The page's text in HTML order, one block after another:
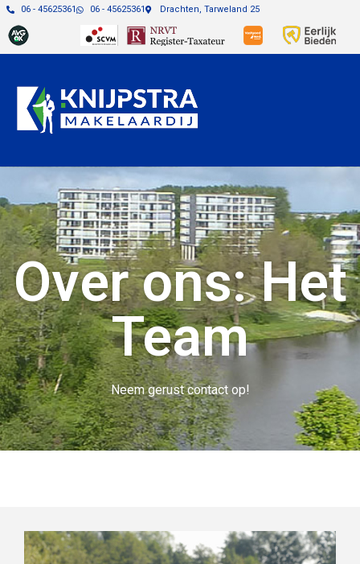
06 - 45625361 06 - 45625361 Drachten, Tarweland 25
Over ons: Het
Team
Neem gerust contact op!